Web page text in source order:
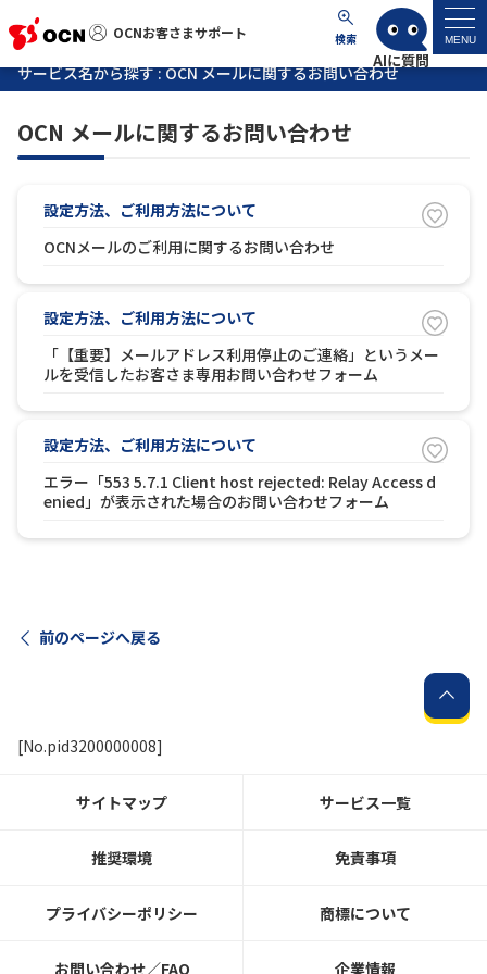
OCNお客さまサポート 検索 MENU
OCNお客さまサポート
マイページ
サポートトップ
よくあるご質問
工事・故障情報
各種ダウンロード
お問い合わせ
履歴・お気に入り
NTTドコモビジネスのお客さ
サービス名から探す : OCN メールに関するお問い合わせ
OCN メールに関するお問い合わせ
設定方法、ご利用方法について
OCNメールのご利用に関するお問い合わせ
設定方法、ご利用方法について
「【重要】メールアドレス利用停止のご連絡」というメー
ルを受信したお客さま専用お問い合わせフォーム
設定方法、ご利用方法について
エラー「553 5.7.1 Client host rejected: Relay Access d
enied」が表示された場合のお問い合わせフォーム
前のページへ戻る
[No.pid3200000008]
サイトマップ サービス一覧
推奨環境 免責事項
プライバシーポリシー 商標について
お問い合わせ／FAQ 企業情報